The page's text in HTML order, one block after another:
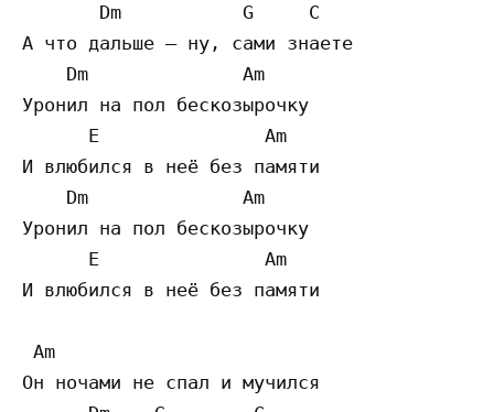
       Dm           G     C
А что дальше – ну, сами знаете
    Dm              Am
Уронил на пол бескозырочку
      E               Am
И влюбился в неё без памяти
    Dm              Am
Уронил на пол бескозырочку
      E               Am
И влюбился в неё без памяти
Am
Он ночами не спал и мучился